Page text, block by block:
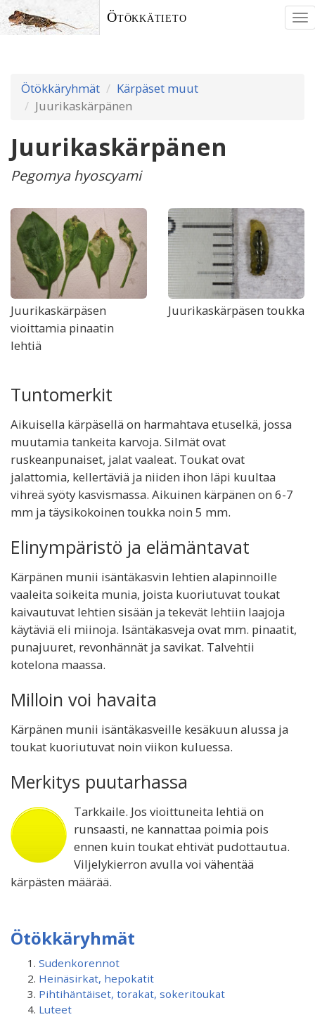
Ötökkätieto
Ötökkäryhmät
Kärpäset muut
Juurikaskärpänen
Juurikaskärpänen
Pegomya hyoscyami
Juurikaskärpäsen
vioittamia pinaatin
lehtiä
Juurikaskärpäsen toukka
Tuntomerkit
Aikuisella kärpäsellä on harmahtava etuselkä, jossa
muutamia tankeita karvoja. Silmät ovat
ruskeanpunaiset, jalat vaaleat. Toukat ovat
jalattomia, kellertäviä ja niiden ihon läpi kuultaa
vihreä syöty kasvismassa. Aikuinen kärpänen on 6-7
mm ja täysikokoinen toukka noin 5 mm.
Elinympäristö ja elämäntavat
Kärpänen munii isäntäkasvin lehtien alapinnoille
vaaleita soikeita munia, joista kuoriutuvat toukat
kaivautuvat lehtien sisään ja tekevät lehtiin laajoja
käytäviä eli miinoja. Isäntäkasveja ovat mm. pinaatit,
punajuuret, revonhännät ja savikat. Talvehtii
kotelona maassa.
Milloin voi havaita
Kärpänen munii isäntäkasveille kesäkuun alussa ja
toukat kuoriutuvat noin viikon kuluessa.
Merkitys puutarhassa
Tarkkaile. Jos vioittuneita lehtiä on
runsaasti, ne kannattaa poimia pois
ennen kuin toukat ehtivät pudottautua.
Viljelykierron avulla voi vähentää
kärpästen määrää.
Ötökkäryhmät
Sudenkorennot
Heinäsirkat, hepokatit
Pihtihäntäiset, torakat, sokeritoukat
Luteet